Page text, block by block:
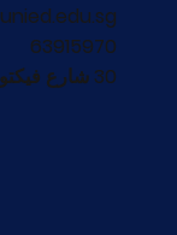
63915970
30 شارع فيكتوريا، S198424